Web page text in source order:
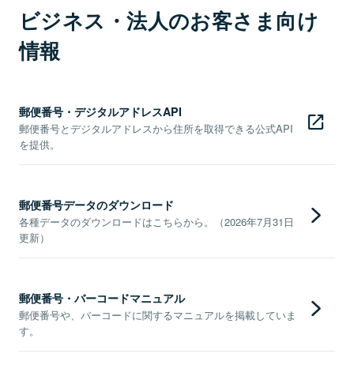
ビジネス・法人のお客さま向け
情報
郵便番号・デジタルアドレスAPI
郵便番号とデジタルアドレスから住所を取得できる公式API
を提供。
郵便番号データのダウンロード
各種データのダウンロードはこちらから。（2026年7月31日
更新）
郵便番号・バーコードマニュアル
郵便番号や、バーコードに関するマニュアルを掲載していま
す。